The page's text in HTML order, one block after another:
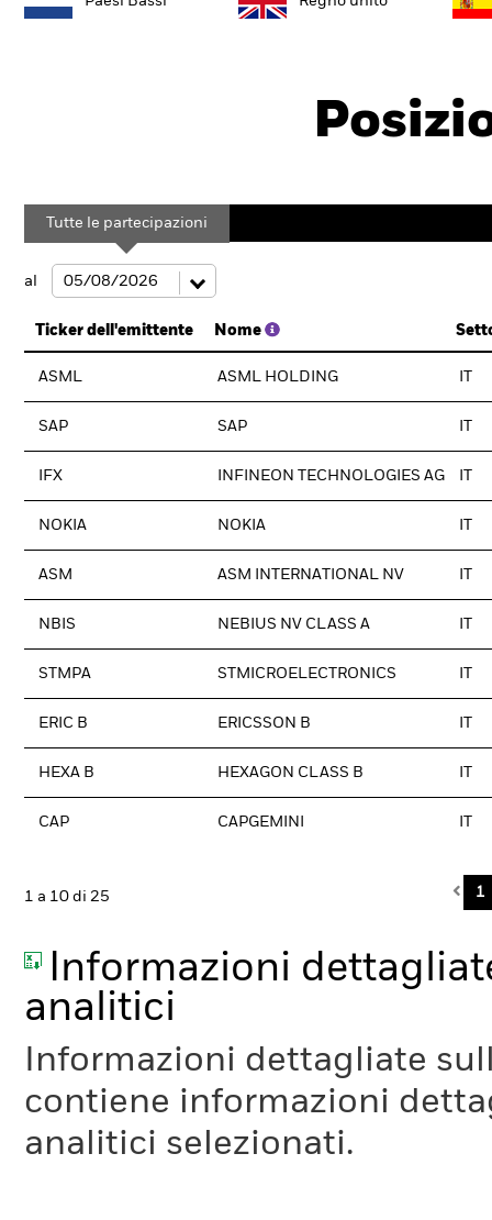
Tutte le partecipazioni
al
Ticker dell'emittente Nome
ASML ASML HOLDING
SAP SAP
IFX INFINEON TECHNOLOGIES AG
NOKIA NOKIA
ASM ASM INTERNATIONAL NV
NBIS NEBIUS NV CLASS A
STMPA STMICROELECTRONICS
ERIC B ERICSSON B
HEXA B HEXAGON CLASS B
CAP CAPGEMINI
1 a 10 di 25 1
Informazioni
analitici
Informazioni dettagliate
contiene informazioni
analitici selezionati.